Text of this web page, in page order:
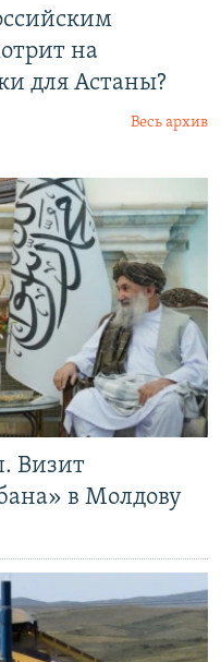
на
для Астаны?
Весь архив
Визит
в Молдову